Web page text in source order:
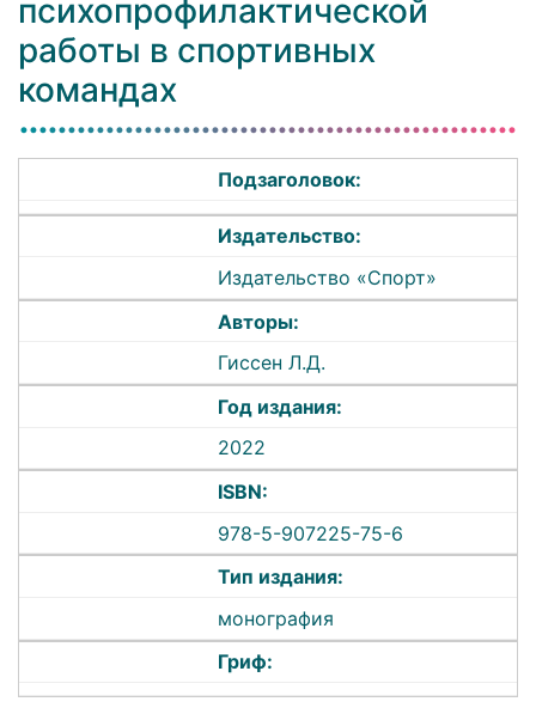
психопрофилактической
работы в спортивных
командах
Подзаголовок:
Издательство:
Издательство «Спорт»
Авторы:
Гиссен Л.Д.
Год издания:
2022
ISBN:
978-5-907225-75-6
Тип издания:
монография
Гриф: